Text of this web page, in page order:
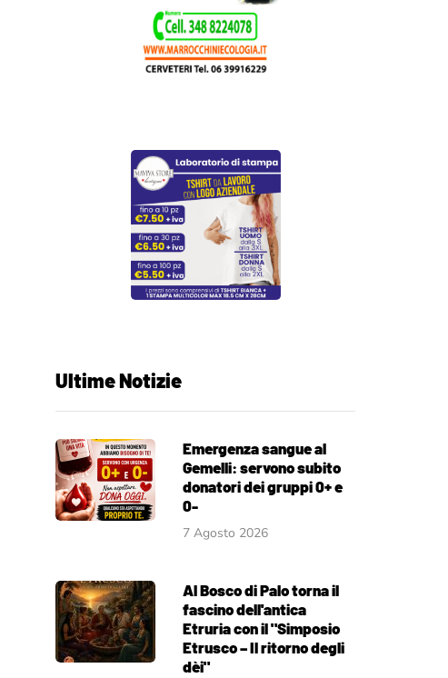
Ultime Notizie
Emergenza sangue al
Gemelli: servono subito
donatori dei gruppi 0+ e
0-
7 Agosto 2026
Al Bosco di Palo torna il
fascino dell'antica
Etruria con il "Simposio
Etrusco – Il ritorno degli
dèi"